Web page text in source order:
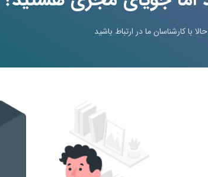
با کارشناسان ما در ارتباط باشید